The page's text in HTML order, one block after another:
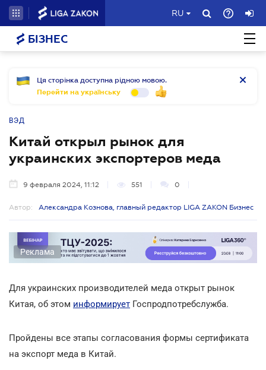
RU
БІЗНЕС
Ця сторінка доступна рідною мовою.
Перейти на українську
ВЭД
Китай открыл рынок для
украинских экспортеров меда
9 февраля 2024, 11:12 551 0
Автор: Александра Кознова, главный редактор LIGA ZAKON Бизнес
Реклама
Для украинских производителей меда открыт рынок
Китая, об этом информирует Госпродпотребслужба.
Пройдены все этапы согласования формы сертификата
на экспорт меда в Китай.